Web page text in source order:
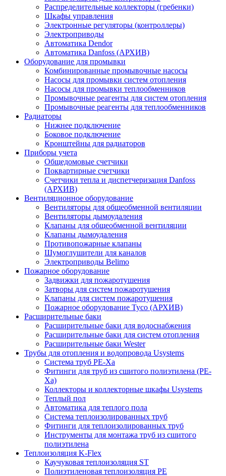
Распределительные коллекторы (гребенки)
Шкафы управления
Электронные регуляторы (контроллеры)
Электроприводы
Автоматика Dendor
Автоматика Danfoss (АРХИВ)
Оборудование для промывки
Комбинированные промывочные насосы
Насосы для промывки систем отопления
Насосы для промывки теплообменников
Промывочные реагенты для систем отопления
Промывочные реагенты для теплообменников
Радиаторы
Нижнее подключение
Боковое подключение
Кронштейны для радиаторов
Приборы учета
Общедомовые счетчики
Поквартирные счетчики
Счетчики тепла и диспетчеризация Danfoss
(АРХИВ)
Вентиляционное оборудование
Вентиляторы для общеобменной вентиляции
Вентиляторы дымоудаления
Клапаны для общеобменной вентиляции
Клапаны дымоудаления
Противопожарные клапаны
Шумоглушители для каналов
Электроприводы Belimo
Пожарное оборудование
Задвижки для пожаротушения
Затворы для систем пожаротушения
Клапаны для систем пожаротушения
Пожарное оборудование Tyco (АРХИВ)
Расширительные баки
Расширительные баки для водоснабжения
Расширительные баки для систем отопления
Расширительные баки Wester
Трубы для отопления и водопровода Usystems
Система труб PE-Xa
Фитинги для труб из сшитого полиэтилена (PE-
Xa)
Коллекторы и коллекторные шкафы Usystems
Теплый пол
Автоматика для теплого пола
Система теплоизолированных труб
Фитинги для теплоизолированных труб
Инструменты для монтажа труб из сшитого
полиэтилена
Теплоизоляция K-Flex
Каучуковая теплоизоляция ST
Полиэтиленовая теплоизоляция PE